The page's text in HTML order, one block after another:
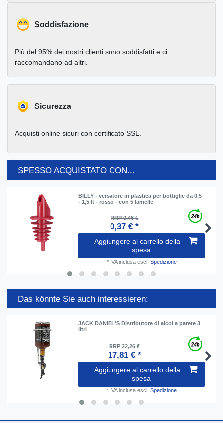
Soddisfazione
Più del 95% dei nostri clienti sono soddisfatti e ci
raccomandano ad altri.
Sicurezza
Acquisti online sicuri con certificato SSL.
SPESSO ACQUISTATO CON...
BILLY - versatore in plastica per bottiglie da 0,5
- 1,5 lt - rosso - con 5 lamelle
RRP 0,46 €
0,37 € *
Aggiungere al carrello della
spesa
* IVA inclusaescl. Spedizione
Das könnte Sie auch interessieren:
JACK DANIEL'S Distributore di alcol a parete 3
litri
RRP 22,26 €
17,81 € *
Aggiungere al carrello della
spesa
* IVA inclusaescl. Spedizione